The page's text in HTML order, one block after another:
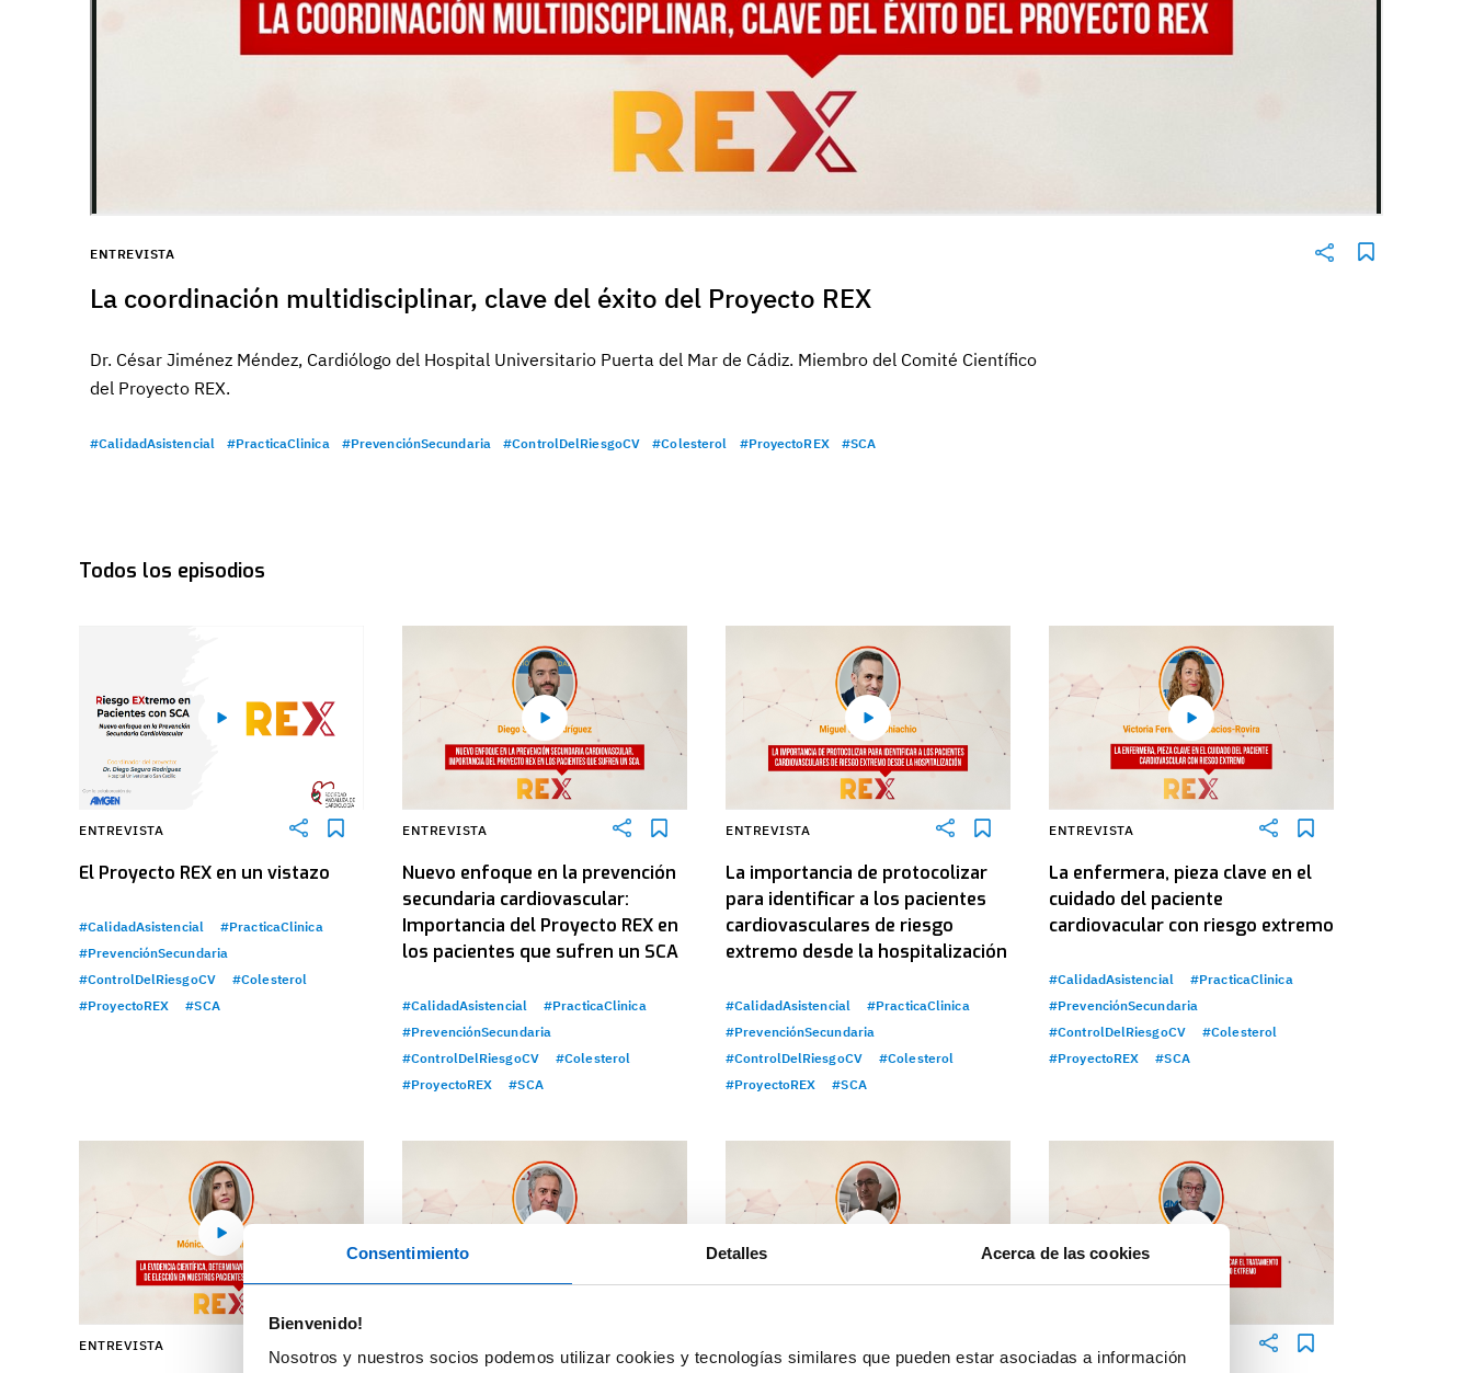
Consentimiento Detalles Acerca de las cookies
Bienvenido!
Nosotros y nuestros socios podemos utilizar cookies y tecnologías similares que pueden estar asociadas a información
ENTREVISTA
La coordinación multidisciplinar, clave del éxito del Proyecto REX
Dr. César Jiménez Méndez, Cardiólogo del Hospital Universitario Puerta del Mar de Cádiz. Miembro del Comité Científico
del Proyecto REX.
#CalidadAsistencial #PracticaClinica #PrevenciónSecundaria #ControlDelRiesgoCV #Colesterol #ProyectoREX #SCA
Todos los episodios
ENTREVISTA
El Proyecto REX en un vistazo
#CalidadAsistencial
#PracticaClinica
#PrevenciónSecundaria
#ControlDelRiesgoCV
#Colesterol
#ProyectoREX
#SCA
ENTREVISTA
Nuevo enfoque en la prevención
secundaria cardiovascular:
Importancia del Proyecto REX en
los pacientes que sufren un SCA
#CalidadAsistencial
#PracticaClinica
#PrevenciónSecundaria
#ControlDelRiesgoCV
#Colesterol
#ProyectoREX
#SCA
ENTREVISTA
La importancia de protocolizar
para identificar a los pacientes
cardiovasculares de riesgo
extremo desde la hospitalización
#CalidadAsistencial
#PracticaClinica
#PrevenciónSecundaria
#ControlDelRiesgoCV
#Colesterol
#ProyectoREX
#SCA
ENTREVISTA
La enfermera, pieza clave en el
cuidado del paciente
cardiovacular con riesgo extremo
#CalidadAsistencial
#PracticaClinica
#PrevenciónSecundaria
#ControlDelRiesgoCV
#Colesterol
#ProyectoREX
#SCA
ENTREVISTA